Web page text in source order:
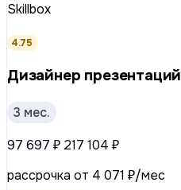
Skillbox
4.75
Дизайнер презентаций
3 мес.
97 697 ₽ 217 104 ₽
рассрочка от 4 071 ₽/мес